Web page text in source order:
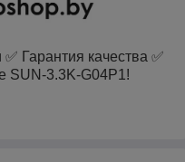
Гарантия качества ✅
SUN-3.3K-G04P1!